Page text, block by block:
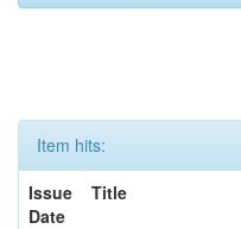
Item hits:
Issue
Date
Title